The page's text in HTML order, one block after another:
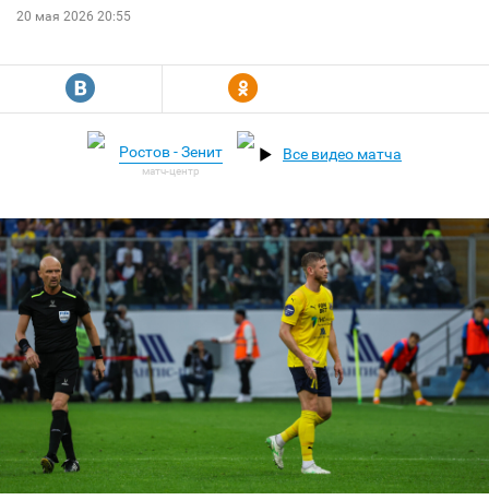
20 мая 2026 20:55
R Y
Ростов - Зенит Все видео матча